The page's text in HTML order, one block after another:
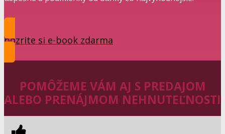
pozrite si e-book zdarma
POMÔŽEME VÁM AJ S PREDAJOM
ALEBO PRENÁJMOM NEHNUTEĽNOSTI